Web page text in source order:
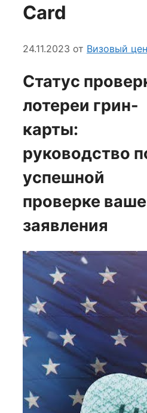
Card
24.11.2023 от Визовый
Статус
лотереи грин-
карты:
руководство
успешной
проверке
заявления